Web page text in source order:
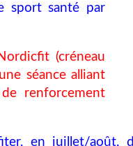
sport santé par
(créneau
séance alliant
renforcement
en juillet/août,